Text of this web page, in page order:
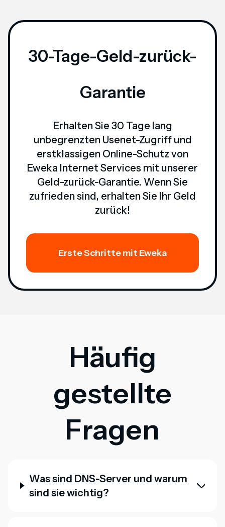
30-Tage-Geld-zurück-
Garantie
Erhalten Sie 30 Tage lang
unbegrenzten Usenet-Zugriff und
erstklassigen Online-Schutz von
Eweka Internet Services mit unserer
Geld-zurück-Garantie. Wenn Sie
zufrieden sind, erhalten Sie Ihr Geld
zurück!
Erste Schritte mit Eweka
Häufig
gestellte
Fragen
Was sind DNS-Server und warum
sind sie wichtig?